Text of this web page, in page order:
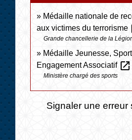
Médaille nationale de
aux victimes du terrorisme
Grande chancellerie de la
Médaille Jeunesse,
Engagement Associatif open_in_new
Ministère chargé des sports
Signaler une erreur